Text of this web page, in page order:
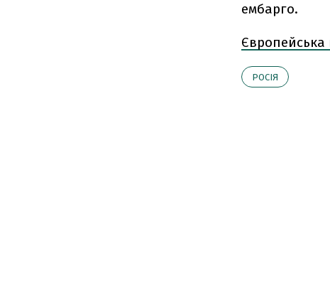
ембарго.
Європейська
РОСІЯ